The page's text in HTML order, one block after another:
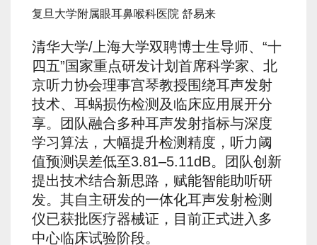
复旦大学附属眼耳鼻喉科医院 舒易来
清华大学/上海大学双聘博士生导师、“十
四五”国家重点研发计划首席科学家、北
京听力协会理事宫琴教授围绕耳声发射
技术、耳蜗损伤检测及临床应用展开分
享。团队融合多种耳声发射指标与深度
学习算法，大幅提升检测精度，听力阈
值预测误差低至3.81–5.11dB。团队创新
提出技术结合新思路，赋能智能助听研
发。其自主研发的一体化耳声发射检测
仪已获批医疗器械证，目前正式进入多
中心临床试验阶段。